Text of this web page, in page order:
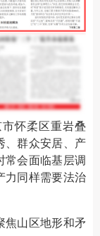
怀柔区重岩叠
、群众安居、产
常会面临基层调
力同样需要法治
山区地形和矛